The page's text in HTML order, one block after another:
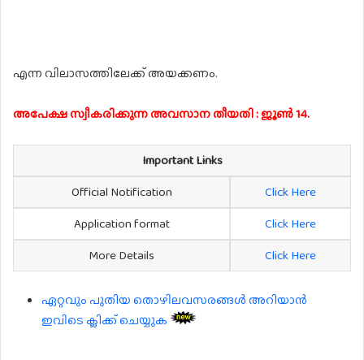
എന്ന വിലാസത്തിലേക്ക് അയക്കണം.
അപേക്ഷ സ്വീകരിക്കുന്ന അവസാന തീയതി : ജൂൺ 14.
Important Links
Official Notification
Click Here
Application format
Click Here
More Details
Click Here
ഏറ്റവും പുതിയ തൊഴിലവസരങ്ങൾ അറിയാൻ
ഇവിടെ ക്ലിക്ക് ചെയ്യുക